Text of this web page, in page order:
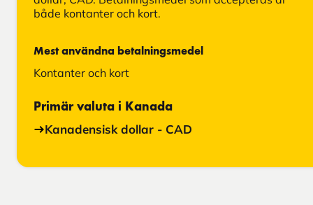
både kontanter och kort.
Mest användna betalningsmedel
Kontanter och kort
Primär valuta i Kanada
Kanadensisk dollar - CAD